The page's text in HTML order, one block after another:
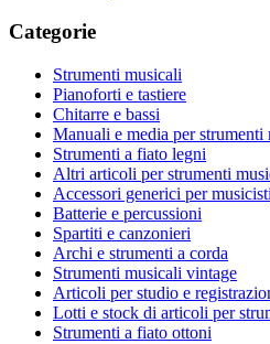
Categorie
Strumenti musicali
Pianoforti e tastiere
Chitarre e bassi
Manuali e media per strumenti
Strumenti a fiato legni
Altri articoli per strumenti
Accessori generici per musicisti
Batterie e percussioni
Spartiti e canzonieri
Archi e strumenti a corda
Strumenti musicali vintage
Articoli per studio e
Lotti e stock di articoli per
Strumenti a fiato ottoni